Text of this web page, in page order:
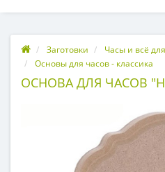
Заготовки
Часы и всё
Основы для часов - классика
ОСНОВА ДЛЯ ЧАСОВ